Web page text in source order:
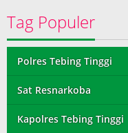
Tag Populer
Polres Tebing Tinggi
Sat Resnarkoba
Kapolres Tebing Tinggi